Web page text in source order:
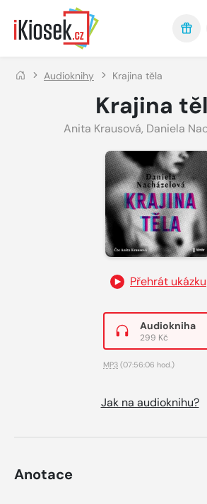
Přejít na hlavní obsah
Audioknihy Krajina těla
Krajina
Anita Krausová, Daniela
Přehrát ukázku
Audiokniha
299 Kč
MP3 (07:56:06 hod.)
Jak na audioknihu?
Anotace